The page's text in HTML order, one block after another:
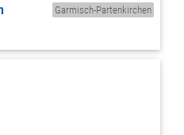
Garmisch-Partenkirchen